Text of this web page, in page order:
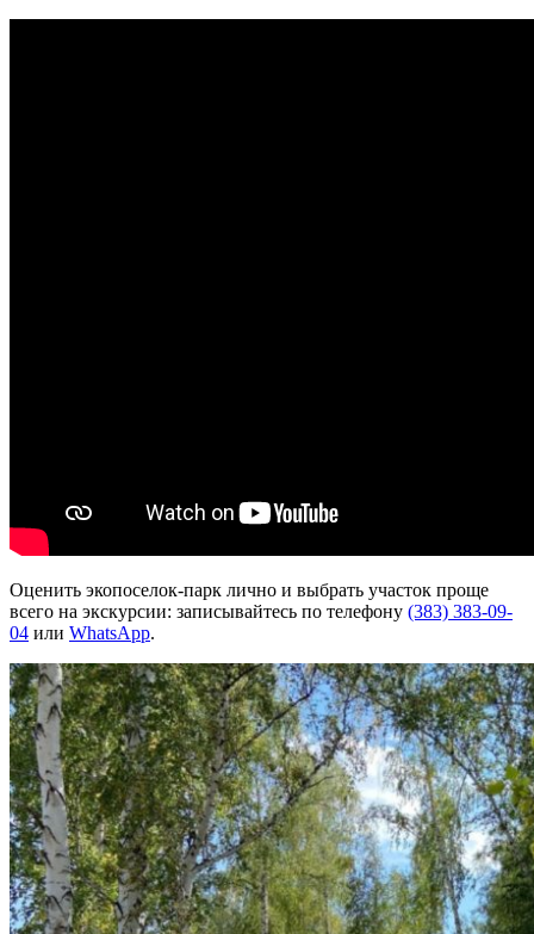
Оценить экопоселок-парк лично и выбрать участок проще
всего на экскурсии: записывайтесь по телефону (383) 383-09-
04 или WhatsApp.